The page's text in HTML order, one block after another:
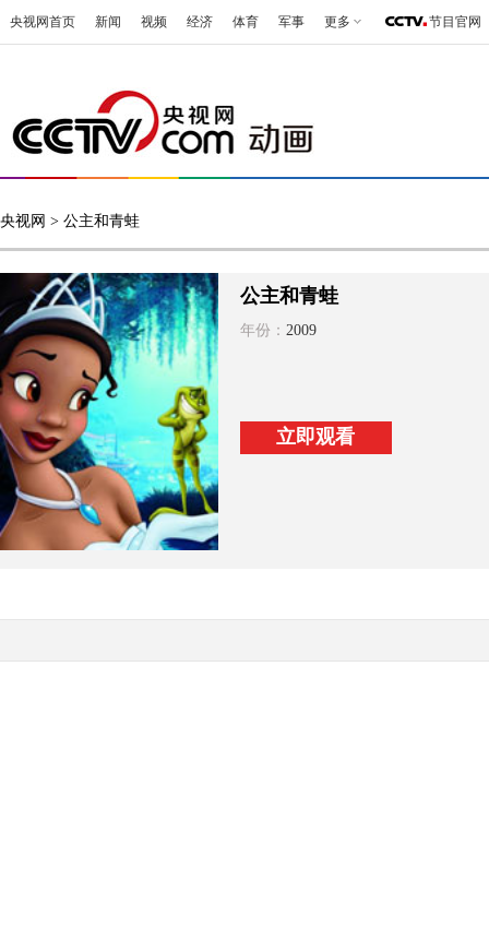
央视网首页 新闻 视频 经济 体育 军事 更多 节目官网
央视网 > 公主和青蛙
公主和青蛙
年份： 2009
立即观看